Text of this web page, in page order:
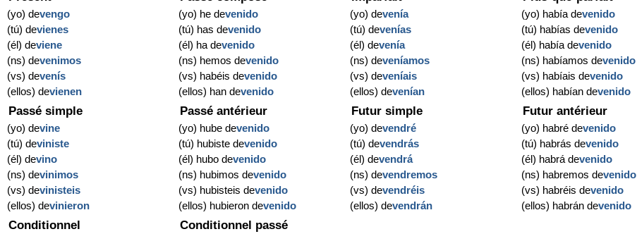
(yo) devengo
(tú) devienes
(él) deviene
(ns) devenimos
(vs) devenís
(ellos) devienen
(yo) he devenido
(tú) has devenido
(él) ha devenido
(ns) hemos devenido
(vs) habéis devenido
(ellos) han devenido
(yo) devenía
(tú) devenías
(él) devenía
(ns) deveníamos
(vs) deveníais
(ellos) devenían
(yo) había devenido
(tú) habías devenido
(él) había devenido
(ns) habíamos devenido
(vs) habíais devenido
(ellos) habían devenido
Passé simple
(yo) devine
(tú) deviniste
(él) devino
(ns) devinimos
(vs) devinisteis
(ellos) devinieron
Passé antérieur
(yo) hube devenido
(tú) hubiste devenido
(él) hubo devenido
(ns) hubimos devenido
(vs) hubisteis devenido
(ellos) hubieron devenido
Futur simple
(yo) devendré
(tú) devendrás
(él) devendrá
(ns) devendremos
(vs) devendréis
(ellos) devendrán
Futur antérieur
(yo) habré devenido
(tú) habrás devenido
(él) habrá devenido
(ns) habremos devenido
(vs) habréis devenido
(ellos) habrán devenido
Conditionnel Conditionnel passé